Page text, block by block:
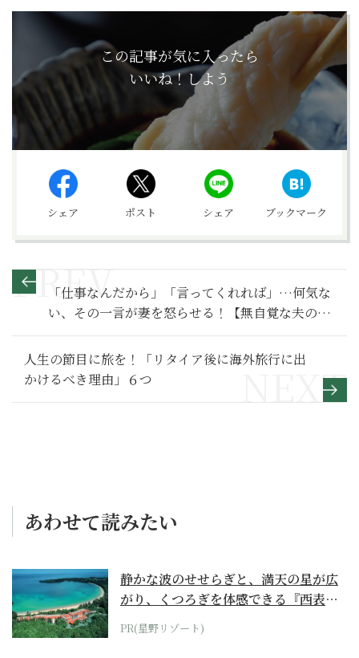
この記事が気に入ったら
いいね！しよう
シェア ポスト シェア ブックマーク
「仕事なんだから」「言ってくれれば」…何気な
い、その一言が妻を怒らせる！【無自覚な夫のた
めの妻の地雷ワード事典】
人生の節目に旅を！「リタイア後に海外旅行に出
かけるべき理由」６つ
あわせて読みたい
静かな波のせせらぎと、満天の星が広
がり、くつろぎを体感できる『西表島
ホテル by...
PR(星野リゾート)